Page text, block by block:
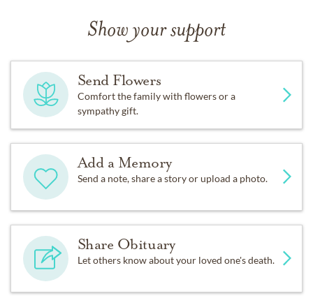
Show your support
Send Flowers
Comfort the family with flowers or a
sympathy gift.
Add a Memory
Send a note, share a story or upload a photo.
Share Obituary
Let others know about your loved one's death.